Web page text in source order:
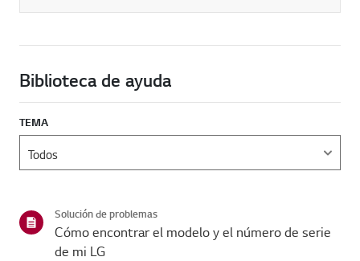
Biblioteca de ayuda
TEMA
Solución de problemas
Cómo encontrar el modelo y el número de serie
de mi LG